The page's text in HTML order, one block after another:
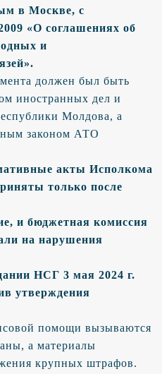
в Москве, с
«О соглашениях об
и
должен был быть
иностранных дел и
Молдова, а
законом АТО
акты Исполкома
только после
и бюджетная комиссия
на нарушения
НСГ 3 мая 2024 г.
утверждения
помощи вызываются
а материалы
крупных штрафов.